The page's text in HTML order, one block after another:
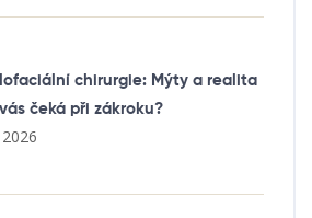
chirurgie: Mýty a realita
čeká při zákroku?